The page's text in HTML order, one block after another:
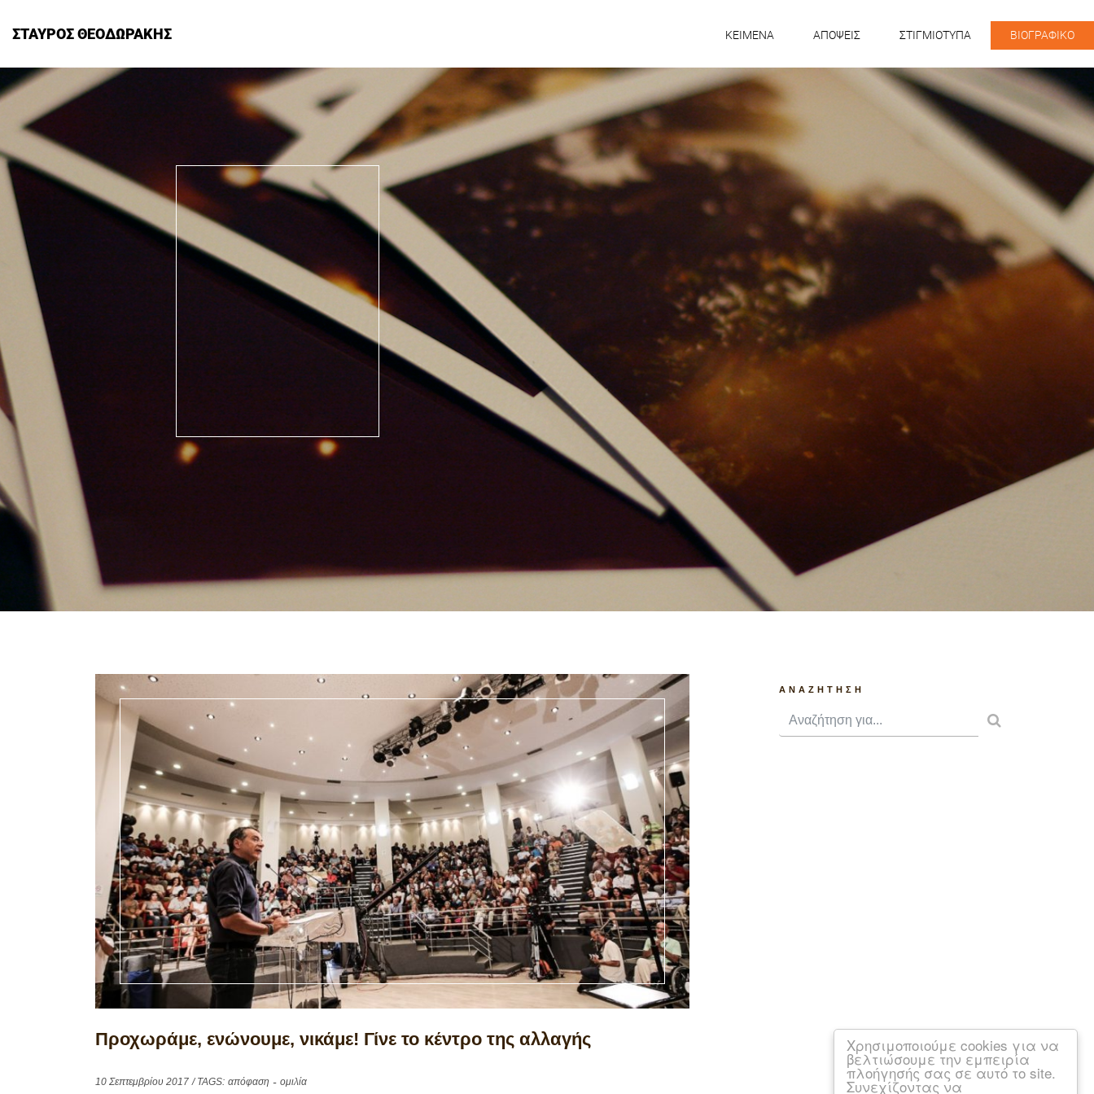
Χρησιμοποιούμε cookies για να
βελτιώσουμε την εμπειρία
πλοήγησής σας σε αυτό το site.
Συνεχίζοντας να
ΣΤΑΥΡΟΣ ΘΕΟΔΩΡΑΚΗΣ KEIMENA ΑΠΟΨΕΙΣ ΣΤΙΓΜΙΟΤΥΠΑ ΒΙΟΓΡΑΦΙΚΟ
Προχωράμε, ενώνουμε, νικάμε! Γίνε το κέντρο της αλλαγής
10 Σεπτεμβρίου 2017 / TAGS: απόφαση ομιλία
ANAZHTHΣΗ